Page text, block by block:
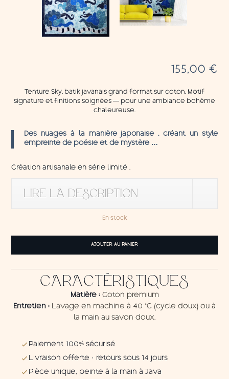
155,00 €
Tenture Sky, batik javanais grand format sur coton. Motif
signature et finitions soignées — pour une ambiance bohème
chaleureuse.
Des nuages à la manière japonaise , créant un style
empreinte de poésie et de mystère …
Création artisanale en série limité .
LIRE LA DESCRIPTION
En stock
AJOUTER AU PANIER
CARACTÉRISTIQUES
Matière : Coton premium
Entretien : Lavage en machine à 40 °C (cycle doux) ou à
la main au savon doux.
Paiement 100% sécurisé
Livraison offerte · retours sous 14 jours
Pièce unique, peinte à la main à Java